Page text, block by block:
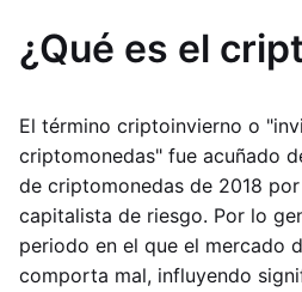
¿Qué es el
El término criptoinvierno o
criptomonedas" fue acuñado
de criptomonedas de 2018
capitalista de riesgo. Por lo
periodo en el que el mercado
comporta mal, influyendo